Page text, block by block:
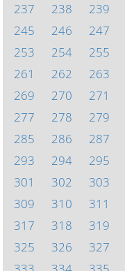
237
238 239
245
246 247
253
254 255
261
262 263
269
270 271
277
278 279
285
286 287
293
294 295
301
302 303
309
310 311
317
318 319
325
326 327